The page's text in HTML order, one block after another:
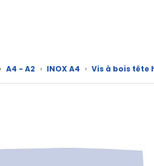
› A4 - A2 › INOX A4 › Vis à bois tête